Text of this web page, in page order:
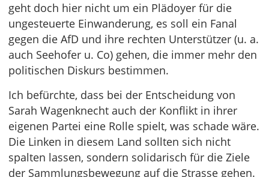
geht doch hier nicht um ein Plädoyer für die
ungesteuerte Einwanderung, es soll ein Fanal
gegen die AfD und ihre rechten Unterstützer (u. a.
auch Seehofer u. Co) gehen, die immer mehr den
politischen Diskurs bestimmen.
Ich befürchte, dass bei der Entscheidung von
Sarah Wagenknecht auch der Konflikt in ihrer
eigenen Partei eine Rolle spielt, was schade wäre.
Die Linken in diesem Land sollten sich nicht
spalten lassen, sondern solidarisch für die Ziele
der Sammlungsbewegung auf die Strasse gehen.